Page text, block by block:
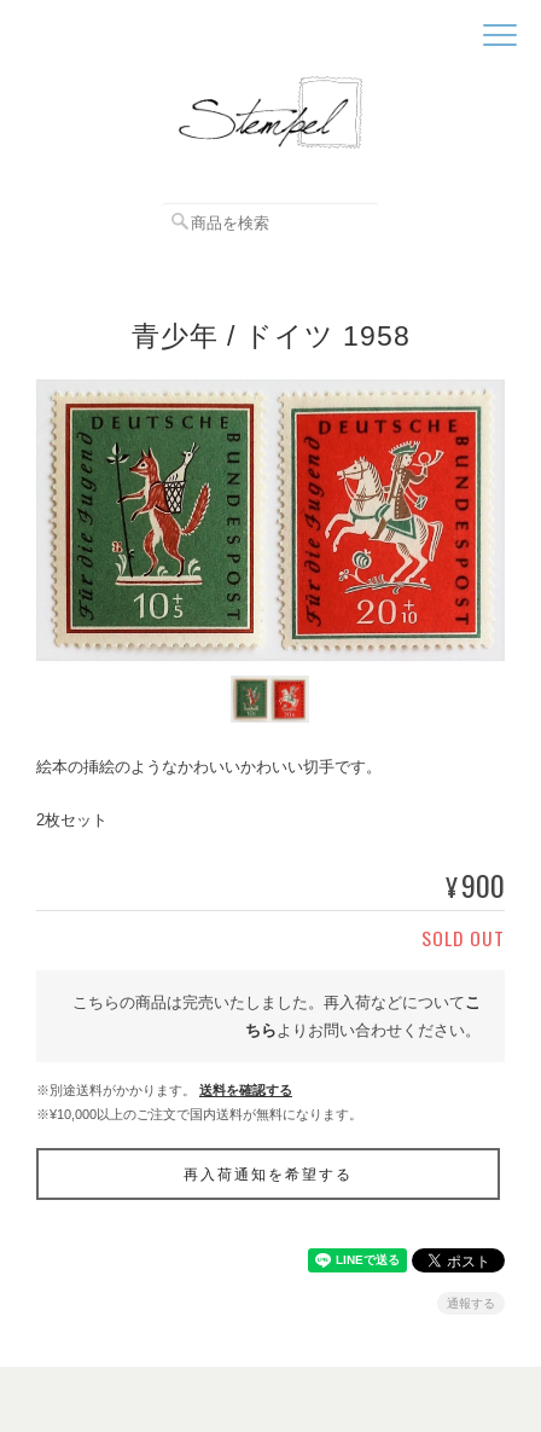
青少年 / ドイツ 1958
絵本の挿絵のようなかわいいかわいい切手です。
2枚セット
¥900
SOLD OUT
こちらの商品は完売いたしました。再入荷などについてこ
ちらよりお問い合わせください。
※別途送料がかかります。
送料を確認する
※¥10,000以上のご注文で国内送料が無料になります。
再入荷通知を希望する
通報する